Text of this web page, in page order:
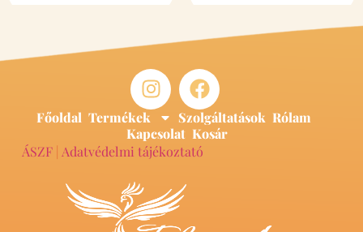
Főoldal Termékek Szolgáltatások Rólam
Kapcsolat Kosár
ÁSZF| Adatvédelmi tájékoztató